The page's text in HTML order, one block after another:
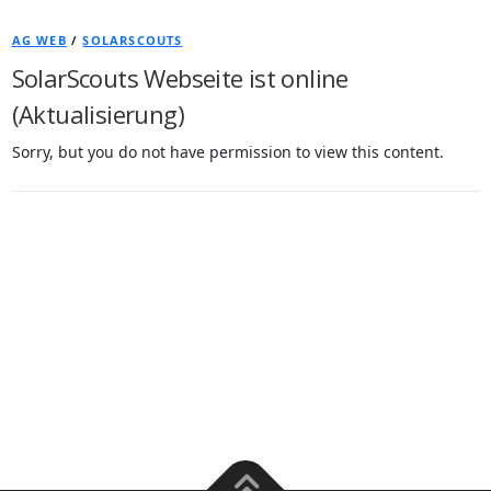
AG WEB /SOLARSCOUTS
SolarScouts Webseite ist online
(Aktualisierung)
Sorry, but you do not have permission to view this content.